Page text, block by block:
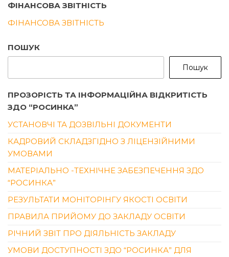
ФІНАНСОВА ЗВІТНІСТЬ
ФІНАНСОВА ЗВІТНІСТЬ
ПОШУК
Пошук
ПРОЗОРІСТЬ ТА ІНФОРМАЦІЙНА ВІДКРИТІСТЬ
ЗДО “РОСИНКА”
УСТАНОВЧІ ТА ДОЗВІЛЬНІ ДОКУМЕНТИ
КАДРОВИЙ СКЛАДЗГІДНО З ЛІЦЕНЗІЙНИМИ
УМОВАМИ
МАТЕРІАЛЬНО -ТЕХНІЧНЕ ЗАБЕЗПЕЧЕННЯ ЗДО
“РОСИНКА”
РЕЗУЛЬТАТИ МОНІТОРІНГУ ЯКОСТІ ОСВІТИ
ПРАВИЛА ПРИЙОМУ ДО ЗАКЛАДУ ОСВІТИ
РІЧНИЙ ЗВІТ ПРО ДІЯЛЬНІСТЬ ЗАКЛАДУ
УМОВИ ДОСТУПНОСТІ ЗДО “РОСИНКА” ДЛЯ